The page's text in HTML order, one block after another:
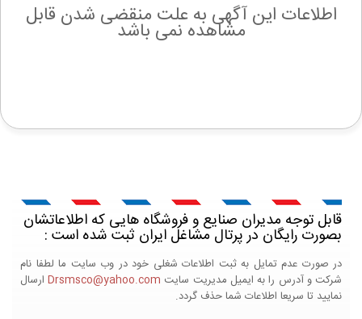
اطلاعات این آگهی به علت منقضی شدن قابل
مشاهده نمی باشد
قابل توجه مدیران صنایع و فروشگاه هایی که اطلاعاتشان
بصورت رایگان در پرتال مشاغل ایران ثبت شده است :
در صورت عدم تمایل به ثبت اطلاعات شغلی خود در وب سایت ما لطفا نام
شرکت و آدرس را به ایمیل مدیریت سایت Drsmsco@yahoo.comارسال
نمایید تا سریعا اطلاعات شما حذف گردد.